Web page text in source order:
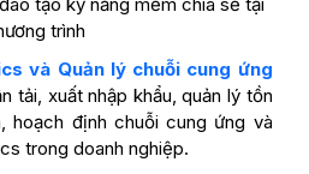
trình
và Quản lý chuỗi cung ứng
tải, xuất nhập khẩu, quản lý tồn
hoạch định chuỗi cung ứng và
trong doanh nghiệp.